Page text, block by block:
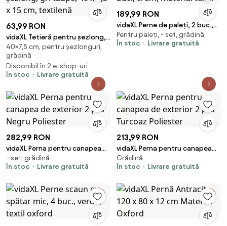
63,99 RON
vidaXL Tetieră pentru șezlong,
gri taupe, 40 x 7,5 x 15 cm,
textilenă
40×7,5 cm, pentru șezlonguri,
grădină
Disponibil în 2 e-shop-uri
În stoc
Livrare gratuită
189,99 RON
vidaXL Perne de paleți, 2 buc.,
crem, material textil
Pentru paleți, - set, grădină
În stoc
Livrare gratuită
282,99 RON
vidaXL Perna pentru canapea
de exterior 2 pcs Negru
Poliester
- set, grădină
În stoc
Livrare gratuită
213,99 RON
vidaXL Perna pentru canapea
de exterior 2 pcs Turcoaz
Poliester
Grădină
În stoc
Livrare gratuită